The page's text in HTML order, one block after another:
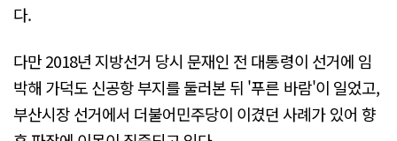
다.
다만 2018년 지방선거 당시 문재인 전 대통령이 선거에 임
박해 가덕도 신공항 부지를 둘러본 뒤 '푸른 바람'이 일었고,
부산시장 선거에서 더불어민주당이 이겼던 사례가 있어 향